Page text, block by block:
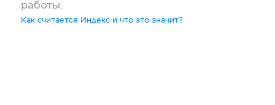
работы.
Как считается Индекс и что это значит?